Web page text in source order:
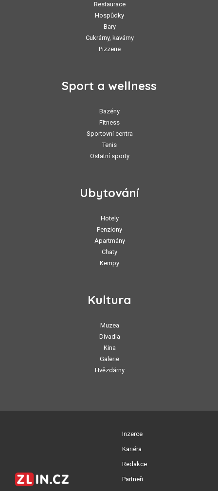
Restaurace
Hospůdky
Bary
Cukrárny, kavárny
Pizzerie
Sport a wellness
Bazény
Fitness
Sportovní centra
Tenis
Ostatní sporty
Ubytování
Hotely
Penziony
Apartmány
Chaty
Kempy
Kultura
Muzea
Divadla
Kina
Galerie
Hvězdárny
Inzerce
Kariéra
Redakce
Partneři